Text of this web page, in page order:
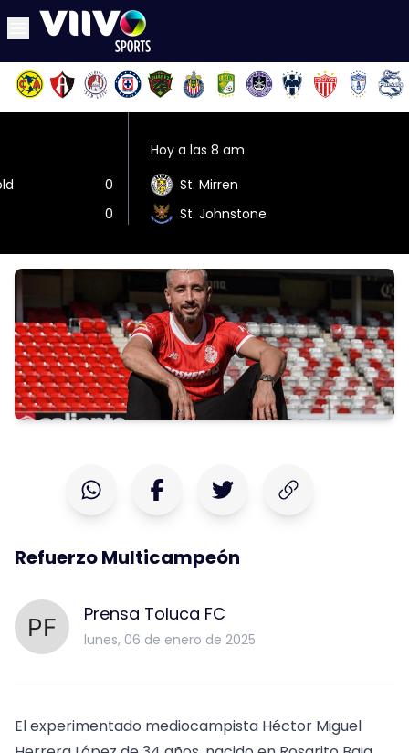
0
0
Hoy a las 8 am
St. Mirren
St. Johnstone
Refuerzo Multicampeón
Prensa Toluca FC
lunes, 06 de enero de 2025
El experimentado mediocampista Héctor Miguel